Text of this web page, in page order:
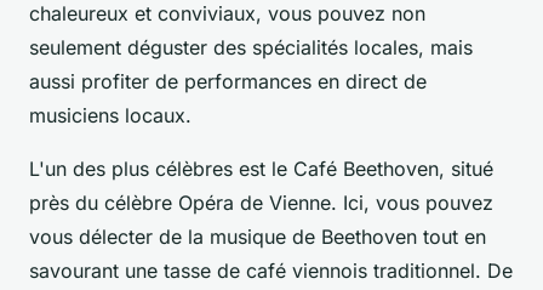
chaleureux et conviviaux, vous pouvez non
seulement déguster des spécialités locales, mais
aussi profiter de performances en direct de
musiciens locaux.
L'un des plus célèbres est le Café Beethoven, situé
près du célèbre Opéra de Vienne. Ici, vous pouvez
vous délecter de la musique de Beethoven tout en
savourant une tasse de café viennois traditionnel. De